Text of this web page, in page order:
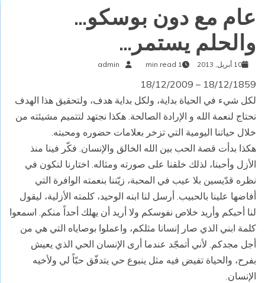
عام مع دون بوسكو…
والحلم يستمر…
10 أبريل, 2013 1 min read
admin
18/12/1859 – 18/12/2009
لكل شيء في الحياة بداية، ولكل بداية هدف، ولتحقيق هذا الهدف
نحتاج لنعمة الله و الإرادة الصالحة. هكذا نجتهد لتتميم مشيئته من
خلال حياتنا اليومية التي تزخر بعلامات حضوره ومحبته.
هكذا بدأت قصة الحب بين الله الخالق والإنسان. فكّر فينا منذ
الأزل وأحبنا، لذلك خلقنا على صورته ومثاله. اختارنا لنكون في
نظره قدّيسين بلا عيب في المحبة، زيّننا بنعمته الوافرة التي
أفاضها علينا بالحبيب. أرسل لنا ابنه الوحيد، كلمته الأزلية، ليقول
لنا أحبكم وأريد خلاص نفوسكم ولا أريد أن يهلك أحداً منكم. اسمعوا
كلمة ابني الذي صار إنسانا مثلكم، واعملوا بوصاياه التي هي من
أجل مجدكم. لأني أتمجّد عندما أرى الإنسان الحي الذي يعيش
بفرح، والحياة تفيض فيه مثل ينبوع حي يتدفّق حبّاً لي ولأخيه
الإنسان.